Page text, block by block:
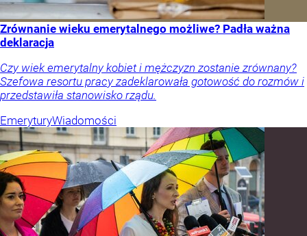
Zrównanie wieku emerytalnego możliwe? Padła ważna
deklaracja
Czy wiek emerytalny kobiet i mężczyzn zostanie zrównany?
Szefowa resortu pracy zadeklarowała gotowość do rozmów i
przedstawiła stanowisko rządu.
EmeryturyWiadomości